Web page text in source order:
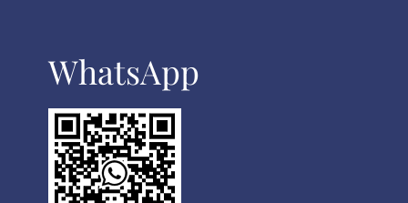
WhatsApp​